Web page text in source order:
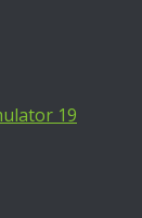
19